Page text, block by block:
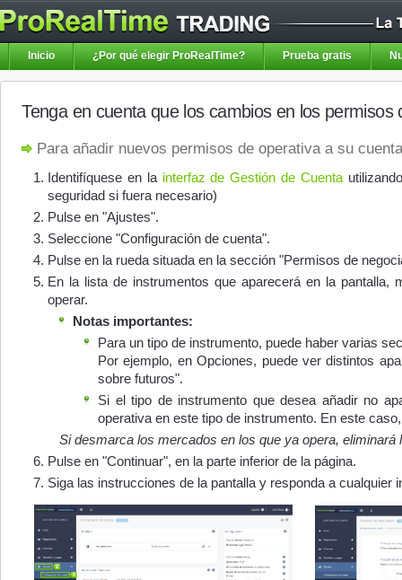
Inicio ¿Por qué elegir ProRealTime? Prueba gratis
Tenga en cuenta que los cambios en los
Para añadir nuevos permisos de operativa a su
Identifíquese en la interfaz de Gestión de Cuenta
seguridad si fuera necesario)
Pulse en "Ajustes".
Seleccione "Configuración de cuenta".
Pulse en la rueda situada en la sección "Permisos de
En la lista de instrumentos que aparecerá en la pantalla,
operar.
Notas importantes:
Para un tipo de instrumento, puede haber varias
Por ejemplo, en Opciones, puede ver distintos
sobre futuros".
Si el tipo de instrumento que desea añadir no
operativa en este tipo de instrumento. En este
Si desmarca los mercados en los que ya opera,
Pulse en "Continuar", en la parte inferior de la página.
Siga las instrucciones de la pantalla y responda a cualquier